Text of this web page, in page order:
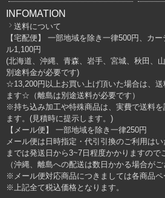
INFOMATION
送料について
【宅配便】 一部地域を除き一律500円、カ
ル1,100円
(北海道、沖縄、青森、岩手、宮城、秋田、
別途料金が必要です)
☆13,200円以上お買い上げ頂いた場合は、送
ます☆（離島は別途送料が必要です）
※持ち込み加工や特殊商品は、実費で送料を
ます。(見積時に提示します。)
【メール便】 一部地域を除き一律250円
メール便は日時指定・代引引換のご利用は
までは発送日から3~7日程度かかりますので
（沖縄、離島への配送は数日かかる場合がご
※メール便対応商品につきましては各商品
※上記全て税込価格となります。